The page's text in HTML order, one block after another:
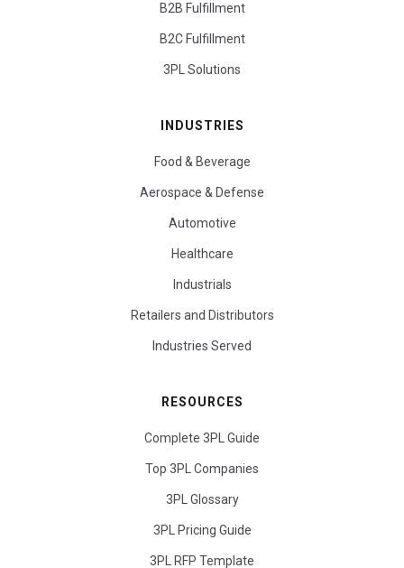
B2B Fulfillment
B2C Fulfillment
3PL Solutions
INDUSTRIES
Food & Beverage
Aerospace & Defense
Automotive
Healthcare
Industrials
Retailers and Distributors
Industries Served
RESOURCES
Complete 3PL Guide
Top 3PL Companies
3PL Glossary
3PL Pricing Guide
3PL RFP Template